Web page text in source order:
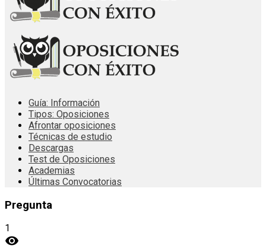
Guía: Información
Tipos: Oposiciones
Afrontar oposiciones
Técnicas de estudio
Descargas
Test de Oposiciones
Academias
Últimas Convocatorias
Pregunta
1
visibility